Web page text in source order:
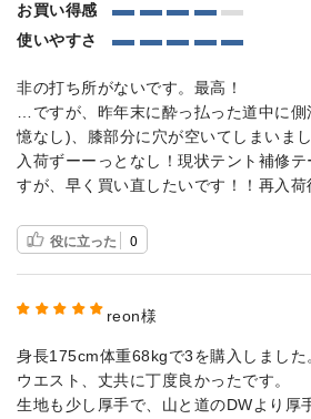
お買い得感
使いやすさ
非の打ち所がないです。最高！
…ですが、昨年末に酔っ払った道中に
憶なし)、膝部分に穴が空いてしまいま
入荷ずーーっとなし！現状テント補修
すが、早く買い直したいです！！再入荷
役に立った 0
reon様
身長175cm体重68kgで3を購入しました
ウエスト、丈共に丁度良かったです。
生地も少し厚手で、山と道のDWより厚